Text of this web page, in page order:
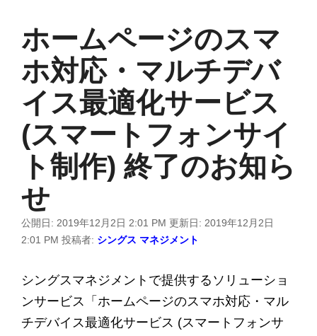
ホームページのスマ
ホ対応・マルチデバ
イス最適化サービス
(スマートフォンサイ
ト制作) 終了のお知ら
せ
公開日: 2019年12月2日 2:01 PM 更新日: 2019年12月2日
2:01 PM 投稿者: シングス マネジメント
シングスマネジメントで提供するソリューショ
ンサービス「ホームページのスマホ対応・マル
チデバイス最適化サービス (スマートフォンサ